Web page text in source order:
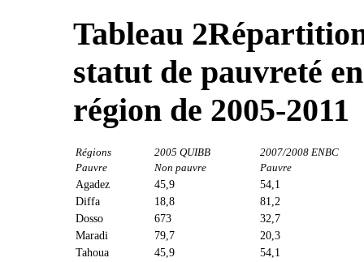
Tableau 2
statut de pauvreté
région de 2005-2011
Régions 2005 QUIBB
2007/2008 ENBC
Pauvre
Non pauvre Pauvre
Agadez 45,9
54,1
Diffa
18,8
81,2
Dosso
673
32,7
Maradi
79,7
20,3
Tahoua
45,9
54,1